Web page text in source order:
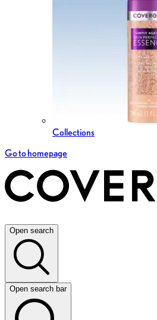
Collections
Go to homepage
Open search
Open search bar